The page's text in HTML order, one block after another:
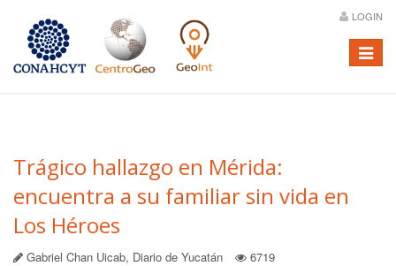
LOGIN
Menú
Trágico hallazgo en Mérida:
encuentra a su familiar sin vida en
Los Héroes
Gabriel Chan Uicab, Diario de Yucatán
6719